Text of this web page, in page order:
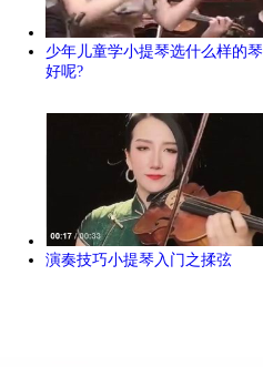
少年儿童学小提琴选什么样的琴
好呢?
演奏技巧小提琴入门之揉弦